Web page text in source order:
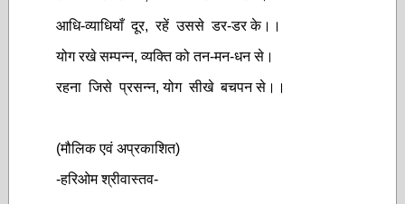
आधि-व्याधियाँ दूर, रहें उससे डर-डर के।।
योग रखे सम्पन्न, व्यक्ति को तन-मन-धन से।
रहना जिसे प्रसन्न, योग सीखे बचपन से।।
(मौलिक एवं अप्रकाशित)
-हरिओम श्रीवास्तव-